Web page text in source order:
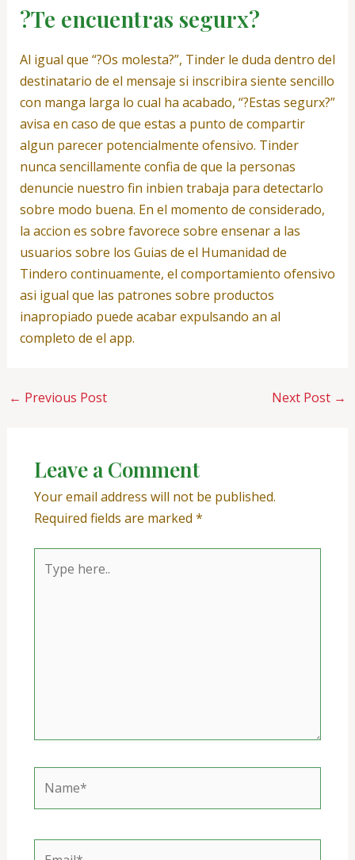
?Te encuentras segurx?
Al igual que “?Os molesta?”, Tinder le duda dentro del
destinatario de el mensaje si inscribira siente sencillo
con manga larga lo cual ha acabado, “?Estas segurx?”
avisa en caso de que estas a punto de compartir
algun parecer potencialmente ofensivo. Tinder
nunca sencillamente confia de que la personas
denuncie nuestro fin inbien trabaja para detectarlo
sobre modo buena. En el momento de considerado,
la accion es sobre favorece sobre ensenar a las
usuarios sobre los Guias de el Humanidad de
Tindero continuamente, el comportamiento ofensivo
asi­ igual que las patrones sobre productos
inapropiado puede acabar expulsando an al
completo de el app.
← Previous Post Next Post →
Leave a Comment
Your email address will not be published.
Required fields are marked *
here..